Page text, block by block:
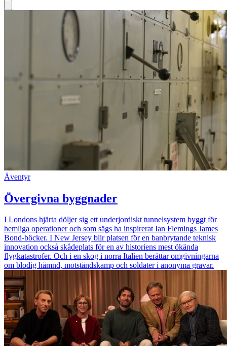
Äventyr
Övergivna byggnader
I Londons hjärta döljer sig ett underjordiskt tunnelsystem byggt för
hemliga operationer och som sägs ha inspirerat Ian Flemings James
Bond-böcker. I New Jersey blir platsen för en banbrytande teknisk
innovation också skådeplats för en av historiens mest ökända
flygkatastrofer. Och i en skog i norra Italien berättar omgivningarna
om blodig hämnd, motståndskamp och soldater i anonyma gravar.